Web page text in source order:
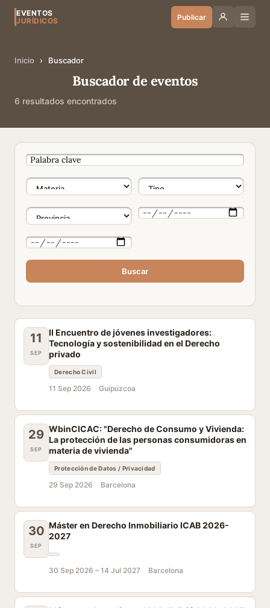
EVENTOS
JURÍDICOS
Publicar
Inicio › Buscador
Buscador de eventos
6 resultados encontrados
Buscar
11
SEP
II Encuentro de jóvenes investigadores:
Tecnología y sostenibilidad en el Derecho
privado
Derecho Civil
11 Sep 2026 Guipúzcoa
29
SEP
WbinCICAC: "Derecho de Consumo y Vivienda:
La protección de las personas consumidoras en
materia de vivienda"
Protección de Datos / Privacidad
29 Sep 2026 Barcelona
30
SEP
Máster en Derecho Inmobiliario ICAB 2026-
2027
30 Sep 2026 – 14 Jul 2027 Barcelona